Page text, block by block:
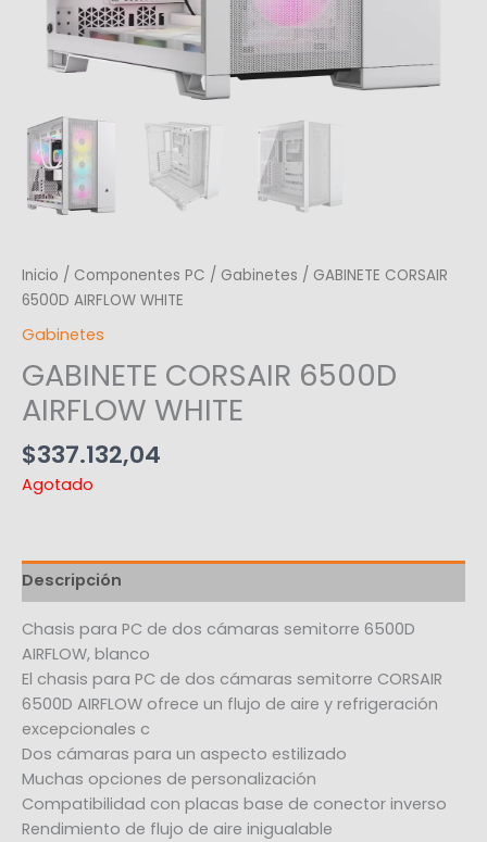
Inicio / Componentes PC / Gabinetes / GABINETE CORSAIR
6500D AIRFLOW WHITE
Gabinetes
GABINETE CORSAIR 6500D
AIRFLOW WHITE
$337.132,04
Agotado
Descripción
Chasis para PC de dos cámaras semitorre 6500D
AIRFLOW, blanco
El chasis para PC de dos cámaras semitorre CORSAIR
6500D AIRFLOW ofrece un flujo de aire y refrigeración
excepcionales c
Dos cámaras para un aspecto estilizado
Muchas opciones de personalización
Compatibilidad con placas base de conector inverso
Rendimiento de flujo de aire inigualable